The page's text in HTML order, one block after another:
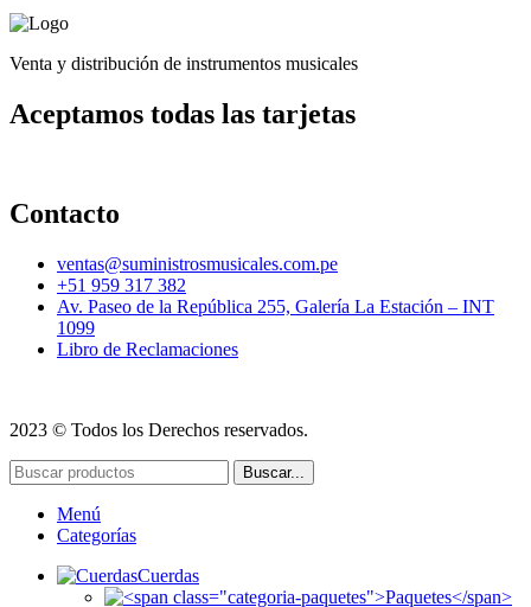
Venta y distribución de instrumentos musicales
Aceptamos todas las tarjetas
Contacto
ventas@suministrosmusicales.com.pe
+51 959 317 382
Av. Paseo de la República 255, Galería La Estación – INT
1099
Libro de Reclamaciones
2023 © Todos los Derechos reservados.
Buscar...
Menú
Categorías
Cuerdas